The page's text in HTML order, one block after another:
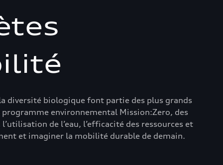
diversité biologique font partie des plus grands
programme environnemental Mission:Zero, des
de l’eau, l’efficacité des ressources et
et imaginer la mobilité durable de demain.